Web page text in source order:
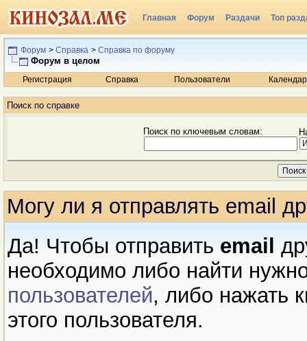
Главная Форум Раздачи Топ
Радио
Форум > Справка > Справка по форуму
Форум в целом
Регистрация Справка Пользователи
Поиск по справке
Поиск по ключевым словам:
Могу ли я отправлять email
Да! Чтобы отправить email
необходимо либо найти
пользователей, либо нажать
этого пользователя.